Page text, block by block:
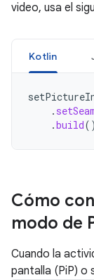
video, usa el
Kotlin
.
.build
Cómo
modo de
Cuando la
pantalla (PiP) o